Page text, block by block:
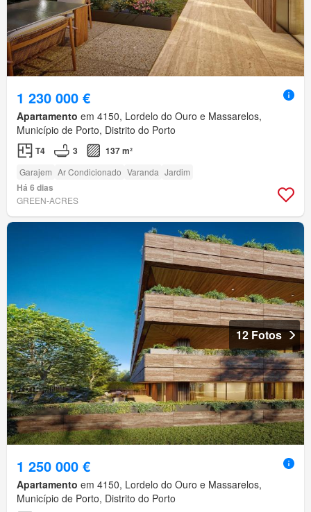
1 230 000 €
Apartamento em 4150, Lordelo do Ouro e Massarelos,
Município de Porto, Distrito do Porto
T4 3 137 m²
Garajem Ar Condicionado Varanda Jardim
Há 6 dias
GREEN-ACRES
12 Fotos
1 250 000 €
Apartamento em 4150, Lordelo do Ouro e Massarelos,
Município de Porto, Distrito do Porto